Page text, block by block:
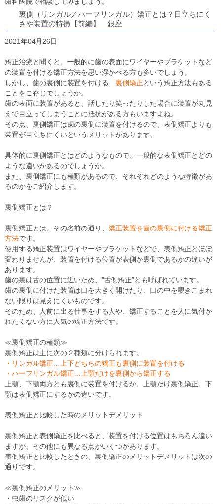
歯科医院で相談してみましょう。
裏側（リンガル／ハーフリンガル）矯正とは？目立ちにく
さや装置の特徴【前編】 銀座
2021年04月26日
矯正治療と聞くと、一般的に歯の表面にワイヤーやブラケットなど
の装置を付ける矯正方法を思い浮かべる方も多いでしょう。
しかし、歯の裏側に装置を付ける、 裏側矯正という矯正方法もある
ことをご存じでしょうか。
歯の表面に装置があると、話したり笑ったりした場合に装置が丸見
えで目立ってしまうことに抵抗がある方もいますよね。
その点、裏側矯正は歯の裏側に装置を付けるので、表側矯正よりも
装置が目立ちにくいというメリットがあります。
具体的に裏側矯正とはどのようなもので、一般的な表側矯正とどの
ような違いがあるのでしょうか。
また、裏側矯正にも種類があるので、それぞれどのような特徴があ
るのかをご紹介します。
裏側矯正とは？
裏側矯正とは、その名前の通り、 矯正装置を歯の裏側に付ける矯正
方法です。
使用する矯正装置はワイヤーやブラケットなどで、表側矯正とほぼ
変わりませんが、装置を付ける位置が表側か裏側であるかの違いが
あります。
歯の裏は舌の位置に近いため、”舌側矯正”とも呼ばれています。
歯の裏側に付けた装置は口を大きく開けたり、口の中を覗きこまれ
ない限りは見えにくいものです。
そのため、人前に出る仕事をする人や、矯正することを人に気付か
れたくない方に人気の矯正方法です。
≪裏側矯正の種類≫
裏側矯正は主に次の２種類に分けられます。
・リンガル矯正…上下どちらの矯正も裏側に装置を付ける
・ハーフリンガル矯正…上顎だけを裏側から矯正する
上顎、下顎両方とも裏側に装置を付けるか、上顎だけ裏側矯正、下
顎は表側矯正にするかの違いです。
表側矯正と比較した時のメリットデメリット
裏側矯正と表側矯正を比べると、装置を付ける位置はもちろん違い
ますが、その他にも異なる点がいくつかあります。
表側矯正と比較したときの、裏側矯正のメリットデメリットは次の
通りです。
≪裏側矯正のメリット≫
・虫歯のリスクが低い